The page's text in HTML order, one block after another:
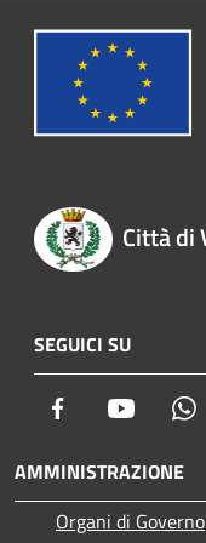
Città di
SEGUICI SU
Facebook Youtube
AMMINISTRAZIONE
Organi di Governo